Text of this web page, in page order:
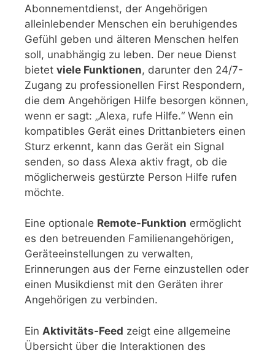
Abonnementdienst, der Angehörigen
alleinlebender Menschen ein beruhigendes
Gefühl geben und älteren Menschen helfen
soll, unabhängig zu leben. Der neue Dienst
bietet viele Funktionen, darunter den 24/7-
Zugang zu professionellen First Respondern,
die dem Angehörigen Hilfe besorgen können,
wenn er sagt: „Alexa, rufe Hilfe.“ Wenn ein
kompatibles Gerät eines Drittanbieters einen
Sturz erkennt, kann das Gerät ein Signal
senden, so dass Alexa aktiv fragt, ob die
möglicherweis gestürzte Person Hilfe rufen
möchte.
Eine optionale Remote-Funktion ermöglicht
es den betreuenden Familienangehörigen,
Geräteeinstellungen zu verwalten,
Erinnerungen aus der Ferne einzustellen oder
einen Musikdienst mit den Geräten ihrer
Angehörigen zu verbinden.
Ein Aktivitäts-Feed zeigt eine allgemeine
Übersicht über die Interaktionen des